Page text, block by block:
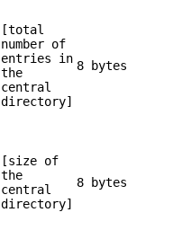
[total
number of
entries in
the
central
directory]
8 bytes
[size of
the
central
directory]
8 bytes